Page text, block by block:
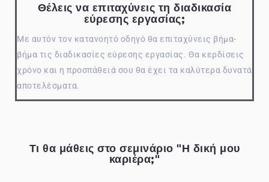
Θέλεις να επιταχύνεις τη διαδικασία
εύρεσης εργασίας;
Με αυτόν τον κατανοητό οδηγό θα επιταχύνεις βήμα-
βήμα τις διαδικασίες εύρεσης εργασίας. Θα κερδίσεις
χρόνο και η προσπάθειά σου θα έχει τα καλύτερα δυνατά
αποτελέσματα.
Τι θα μάθεις στο σεμινάριο "Η δική μου
καριέρα;"